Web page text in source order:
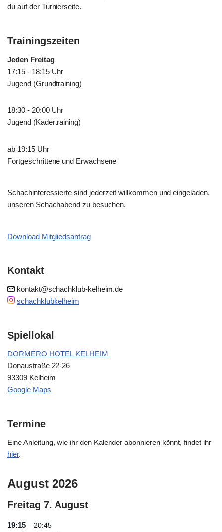
du auf der Turnierseite.
Trainingszeiten
Jeden Freitag
17:15 - 18:15 Uhr
Jugend (Grundtraining)
18:30 - 20:00 Uhr
Jugend (Kadertraining)
ab 19:15 Uhr
Fortgeschrittene und Erwachsene
Schachinteressierte sind jederzeit willkommen und eingeladen,
unseren Schachabend zu besuchen.
Download Mitgliedsantrag
Kontakt
kontakt@schachklub-kelheim.de
schachklubkelheim
Spiellokal
DORMERO HOTEL KELHEIM
Donaustraße 22-26
93309 Kelheim
Google Maps
Termine
Eine Anleitung, wie ihr den Kalender abonnieren könnt, findet ihr
hier.
August 2026
Freitag 7. August
19:15 – 20:45